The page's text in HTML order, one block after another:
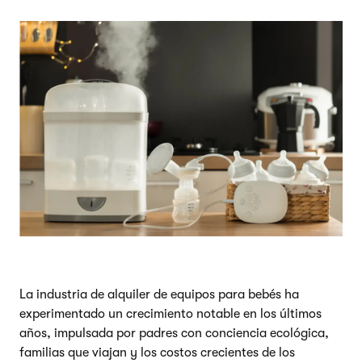
La industria de alquiler de equipos para bebés ha
experimentado un crecimiento notable en los últimos
años, impulsada por padres con conciencia ecológica,
familias que viajan y los costos crecientes de los